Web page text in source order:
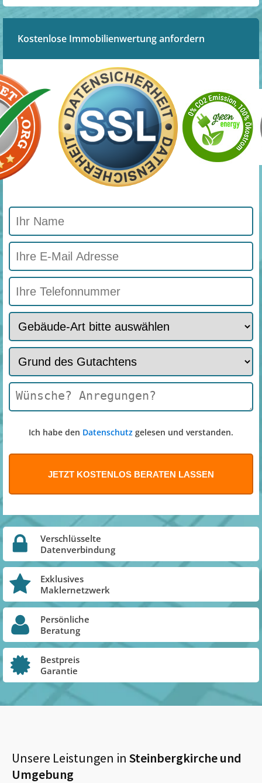
Kostenlose Immobilienwertung anfordern
Ich habe den Datenschutz gelesen und verstanden.
Verschlüsselte
Datenverbindung
Exklusives
Maklernetzwerk
Persönliche
Beratung
Bestpreis
Garantie
Unsere Leistungen in Steinbergkircheund
Umgebung